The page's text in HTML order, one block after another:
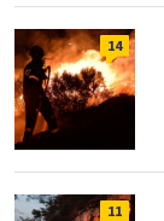
14
11